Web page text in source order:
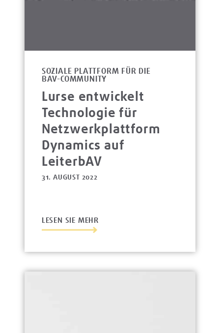
SOZIALE PLATTFORM FÜR DIE
BAV-COMMUNITY
Lurse entwickelt
Technologie für
Netzwerkplattform
Dynamics auf
LeiterbAV
31. AUGUST 2022
LESEN SIE MEHR